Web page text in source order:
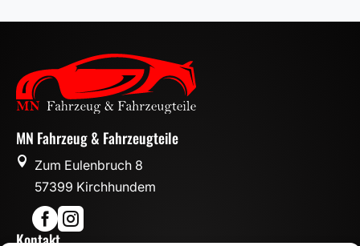
MN Fahrzeug & Fahrzeugteile

Zum Eulenbruch 8
57399 Kirchhundem

Kontakt